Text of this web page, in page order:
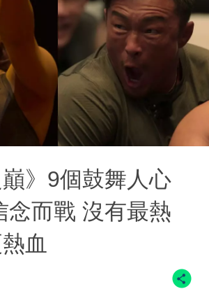
巔》9個鼓舞人心
念而戰 沒有最熱
血